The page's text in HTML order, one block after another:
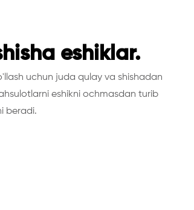
eshiklar.
uchun juda qulay va shishadan
eshikni ochmasdan turib
beradi.